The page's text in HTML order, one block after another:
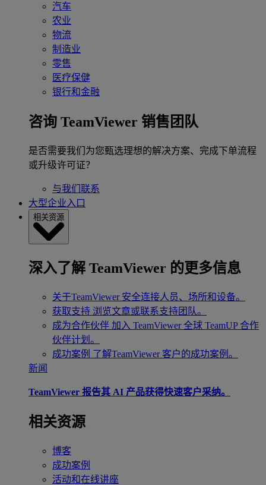
汽车
农业
物流
制造业
零售
医疗保健
银行和金融
咨询 TeamViewer 销售团队
是否需要我们为您甄选理想的解决方案、完成下单流程
或升级许可证？
与我们联系
大型企业入口
相关资源
深入了解 TeamViewer 的更多信息
关于TeamViewer 安全连接人员、场所和设备。
获取支持 浏览文章或联系支持团队。
成为合作伙伴 加入 TeamViewer 全球 TeamUP 合作
伙伴计划。
成功案例 了解TeamViewer 客户的成功案例。
新闻
TeamViewer 报告其 AI 产品获得快速客户采纳。
相关资源
博客
成功案例
活动和在线讲座